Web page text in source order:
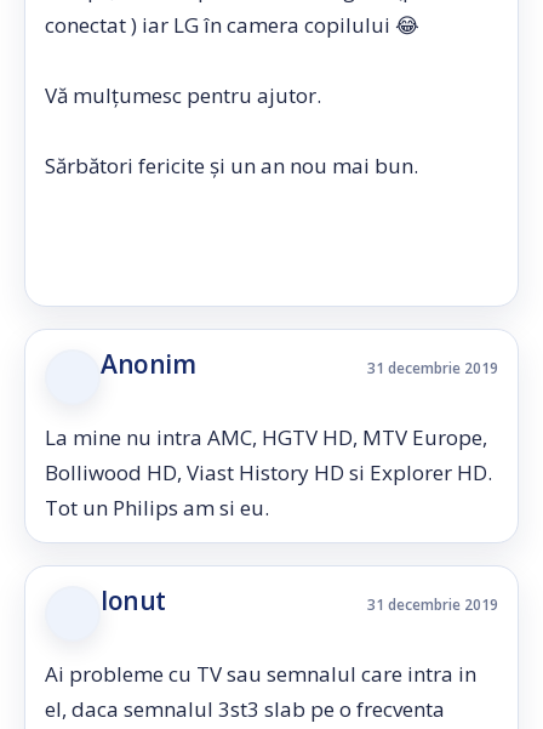
conectat ) iar LG în camera copilului 😂
Vă mulţumesc pentru ajutor.
Sărbători fericite și un an nou mai bun.
Anonim 31 decembrie 2019
La mine nu intra AMC, HGTV HD, MTV Europe,
Bolliwood HD, Viast History HD si Explorer HD.
Tot un Philips am si eu.
Ionut 31 decembrie 2019
Ai probleme cu TV sau semnalul care intra in
el, daca semnalul 3st3 slab pe o frecventa